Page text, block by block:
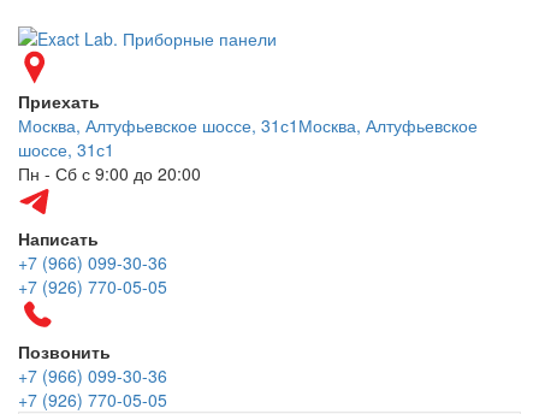
Приехать
Москва, Алтуфьевское шоссе, 31с1 Москва, Алтуфьевское
шоссе, 31с1
Пн - Сб с 9:00 до 20:00
Написать
+7 (966) 099-30-36
+7 (926) 770-05-05
Позвонить
+7 (966) 099-30-36
+7 (926) 770-05-05